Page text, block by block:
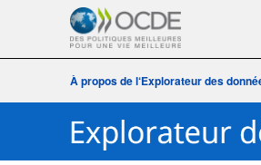
À propos de l‘Explorateur des